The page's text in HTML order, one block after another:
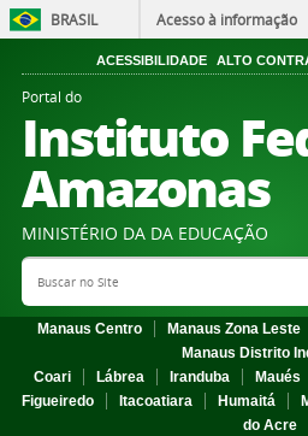
BRASIL Acesso à informação
ACESSIBILIDADE ALTO
Portal do
Instituto
Amazonas
MINISTÉRIO DA DA EDUCAÇÃO
Search Site
Manaus Centro Manaus Zona Leste
Manaus Distrito
Coari
Lábrea Iranduba Maués
Figueiredo
Itacoatiara Humaitá
do Acre